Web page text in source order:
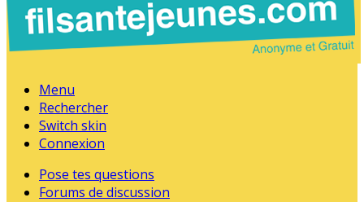
Menu
Rechercher
Switch skin
Connexion
Pose tes questions
Forums de discussion